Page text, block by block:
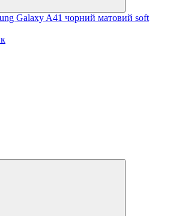
Galaxy A41 чорний матовий soft